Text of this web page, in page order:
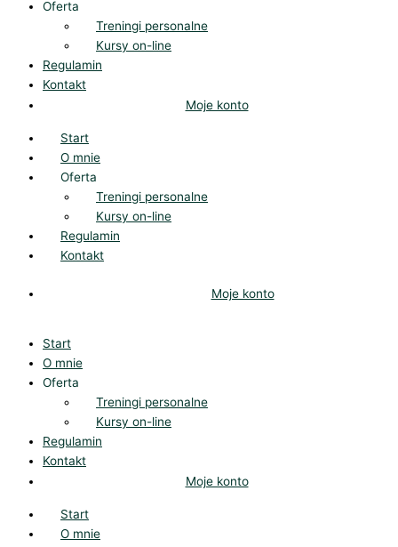
Oferta
Treningi personalne
Kursy on-line
Regulamin
Kontakt
Moje konto
Start
O mnie
Oferta
Treningi personalne
Kursy on-line
Regulamin
Kontakt
Moje konto
Start
O mnie
Oferta
Treningi personalne
Kursy on-line
Regulamin
Kontakt
Moje konto
Start
O mnie